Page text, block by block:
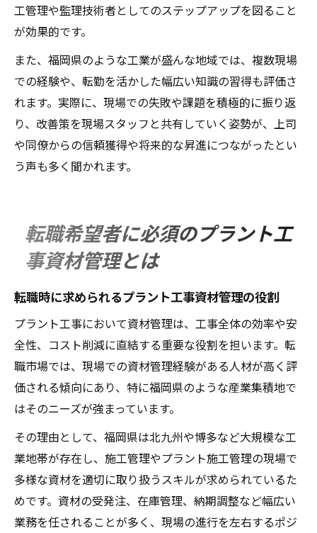
工管理や監理技術者としてのステップアップを図ること
が効果的です。
また、福岡県のような工業が盛んな地域では、複数現場
での経験や、転勤を活かした幅広い知識の習得も評価さ
れます。実際に、現場での失敗や課題を積極的に振り返
り、改善策を現場スタッフと共有していく姿勢が、上司
や同僚からの信頼獲得や将来的な昇進につながったとい
う声も多く聞かれます。
転職希望者に必須のプラント工
事資材管理とは
転職時に求められるプラント工事資材管理の役割
プラント工事において資材管理は、工事全体の効率や安
全性、コスト削減に直結する重要な役割を担います。転
職市場では、現場での資材管理経験がある人材が高く評
価される傾向にあり、特に福岡県のような産業集積地で
はそのニーズが強まっています。
その理由として、福岡県は北九州や博多など大規模な工
業地帯が存在し、施工管理やプラント施工管理の現場で
多様な資材を適切に取り扱うスキルが求められているた
めです。資材の受発注、在庫管理、納期調整など幅広い
業務を任されることが多く、現場の進行を左右するポジ